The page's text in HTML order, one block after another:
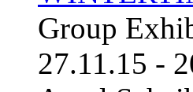
Group
27.11.15 -